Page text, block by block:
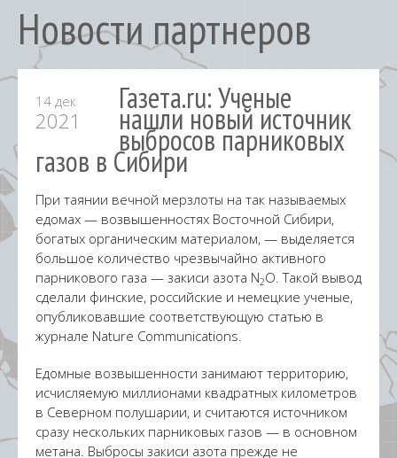
Новости партнеров
14 дек
2021
Газета.ru: Ученые
нашли новый источник
выбросов парниковых
газов в Сибири
При таянии вечной мерзлоты на так называемых
едомах — возвышенностях Восточной Сибири,
богатых органическим материалом, — выделяется
большое количество чрезвычайно активного
парникового газа — закиси азота N2O. Такой вывод
сделали финские, российские и немецкие ученые,
опубликовавшие соответствующую статью в
журнале Nature Communications.
Едомные возвышенности занимают территорию,
исчисляемую миллионами квадратных километров
в Северном полушарии, и считаются источником
сразу нескольких парниковых газов — в основном
метана. Выбросы закиси азота прежде не